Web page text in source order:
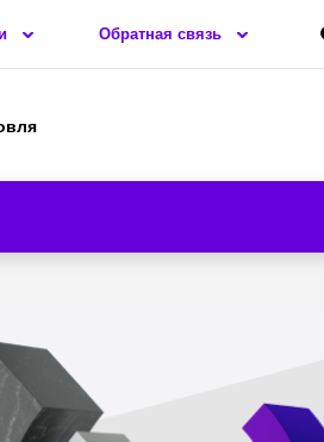
Обратная связь